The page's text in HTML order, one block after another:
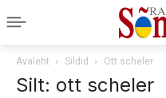
Avaleht Sildid Ott scheler
Silt: ott scheler